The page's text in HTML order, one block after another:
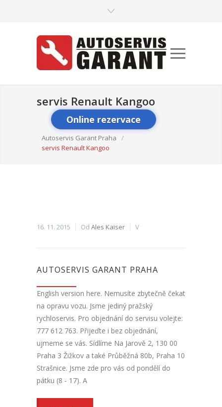
servis Renault Kangoo
Online rezervace
Autoservis Garant Praha
/
servis Renault Kangoo
16. 11. 2015 Od Ales Kaiser V
AUTOSERVIS GARANT PRAHA
English version here. Nemusíte zbytečně čekat
na opravu vozu. Jsme jediný pražský
rychloservis. Pro objednání do servisu volejte:
777 612 763. Přijeďte i bez objednání,
ujmeme se vás. Sídlíme Na Jarově 2, 130 00
Praha 3 Žižkov a také Průběžná 80b, Praha 10
Strašnice. Jsme zde pro vás od pondělí do
pátku (8 - 17). A